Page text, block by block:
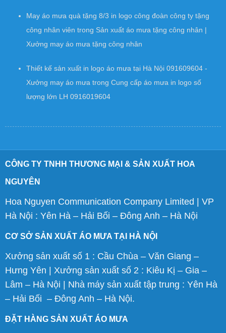
May áo mưa quà tặng 8/3 in logo công đoàn công ty tặng
công nhân viên trong Sản xuất áo mưa tặng công nhân |
Xưởng may áo mưa tặng công nhân
Thiết kế sản xuất in logo áo mưa tại Hà Nội 091609604 -
Xưởng may áo mưa trong Cung cấp áo mưa in logo số
lượng lớn LH 0916019604
CÔNG TY TNHH THƯƠNG MẠI & SẢN XUẤT HOA
NGUYÊN
Hoa Nguyen Communication Company Limited | VP
Hà Nội : Yên Hà – Hải Bối – Đông Anh – Hà Nội
CƠ SỞ SẢN XUẤT ÁO MƯA TẠI HÀ NỘI
Xưởng sản xuất số 1 : Cầu Chùa – Văn Giang –
Hưng Yên | Xưởng sản xuất số 2 : Kiêu Kị – Gia –
Lâm – Hà Nội | Nhà máy sản xuất tập trung : Yên Hà
– Hải Bối – Đông Anh – Hà Nội.
ĐẶT HÀNG SẢN XUẤT ÁO MƯA